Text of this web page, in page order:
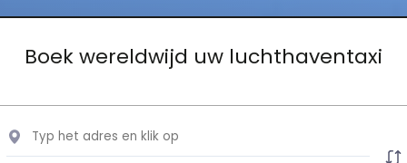
Boek wereldwijd uw luchthaventaxi